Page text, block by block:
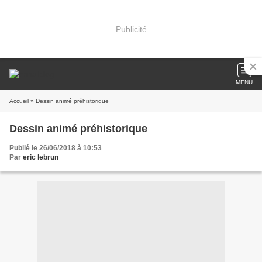
Publicité
MENU
Accueil » Dessin animé préhistorique
Dessin animé préhistorique
Publié le 26/06/2018 à 10:53
Par eric lebrun